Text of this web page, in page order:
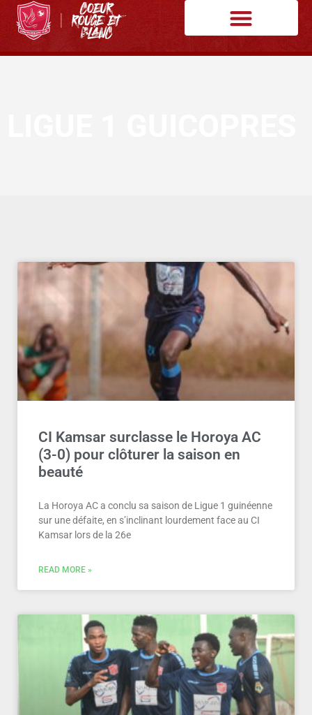
CI Kamsar surclasse le Horoya AC
(3-0) pour clôturer la saison en
beauté
La Horoya AC a conclu sa saison de Ligue 1 guinéenne
sur une défaite, en s’inclinant lourdement face au CI
Kamsar lors de la 26e
READ MORE »